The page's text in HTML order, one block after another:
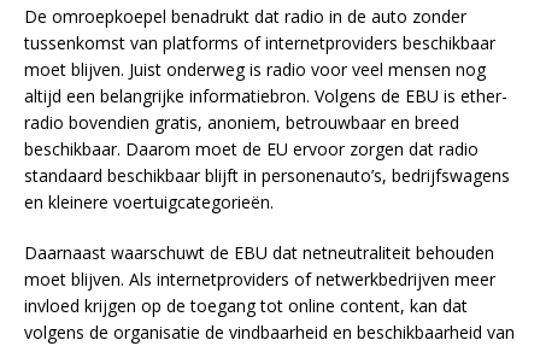
De omroepkoepel benadrukt dat radio in de auto zonder
tussenkomst van platforms of internetproviders beschikbaar
moet blijven. Juist onderweg is radio voor veel mensen nog
altijd een belangrijke informatiebron. Volgens de EBU is ether-
radio bovendien gratis, anoniem, betrouwbaar en breed
beschikbaar. Daarom moet de EU ervoor zorgen dat radio
standaard beschikbaar blijft in personenauto’s, bedrijfswagens
en kleinere voertuigcategorieën.
Daarnaast waarschuwt de EBU dat netneutraliteit behouden
moet blijven. Als internetproviders of netwerkbedrijven meer
invloed krijgen op de toegang tot online content, kan dat
volgens de organisatie de vindbaarheid en beschikbaarheid van